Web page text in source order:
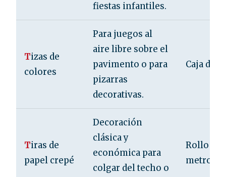
fiestas infantiles.
Tizas de
colores
Para juegos al
aire libre sobre el
pavimento o para
pizarras
decorativas.
Caja de
Tiras de
papel crepé
Decoración
clásica y
económica para
colgar del techo o
Rollo de
metros